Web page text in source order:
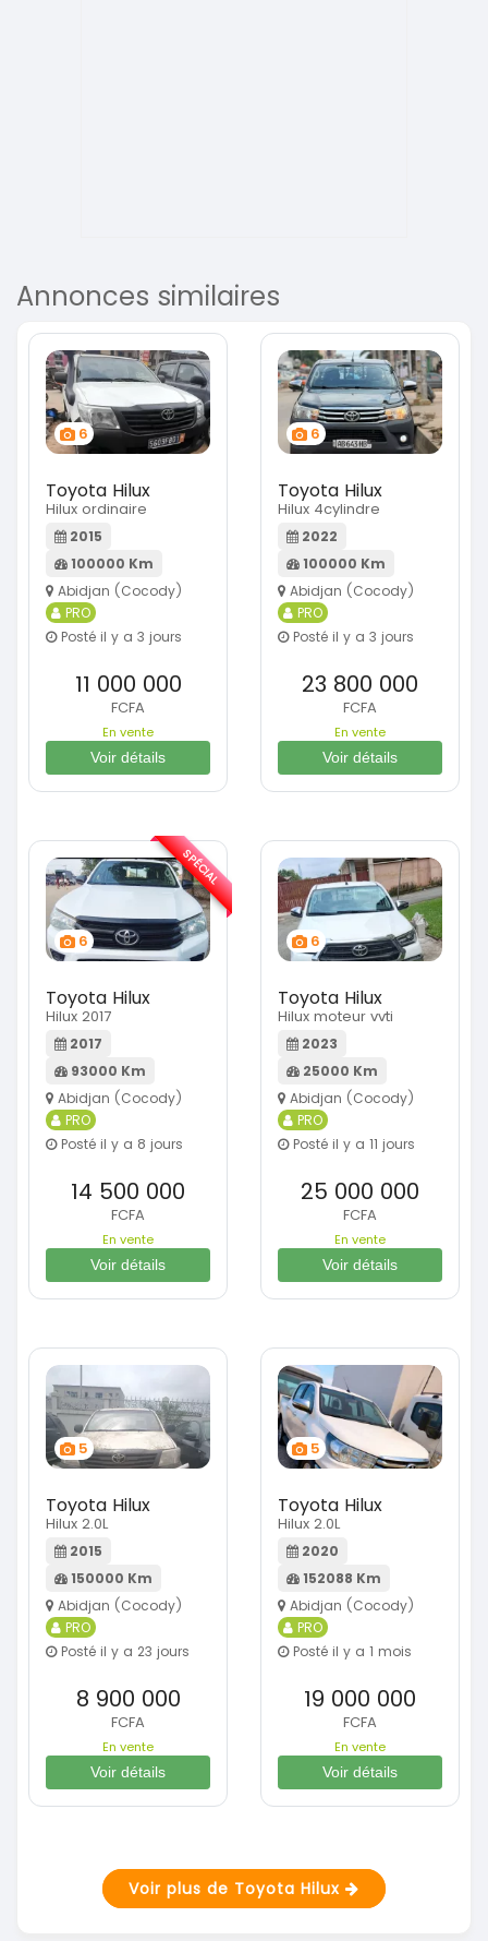
Annonces similaires
6
Toyota Hilux
Hilux ordinaire
2015
100000 Km
Abidjan (Cocody)
PRO
Posté il y a 3 jours
11 000 000
FCFA
En vente
Voir détails
6
Toyota Hilux
Hilux 4cylindre
2022
100000 Km
Abidjan (Cocody)
PRO
Posté il y a 3 jours
23 800 000
FCFA
En vente
Voir détails
6
Toyota Hilux
Hilux 2017
2017
93000 Km
Abidjan (Cocody)
PRO
Posté il y a 8 jours
14 500 000
FCFA
En vente
Voir détails
SPÉCIAL
6
Toyota Hilux
Hilux moteur vvti
2023
25000 Km
Abidjan (Cocody)
PRO
Posté il y a 11 jours
25 000 000
FCFA
En vente
Voir détails
5
Toyota Hilux
Hilux 2.0L
2015
150000 Km
Abidjan (Cocody)
PRO
Posté il y a 23 jours
8 900 000
FCFA
En vente
Voir détails
5
Toyota Hilux
Hilux 2.0L
2020
152088 Km
Abidjan (Cocody)
PRO
Posté il y a 1 mois
19 000 000
FCFA
En vente
Voir détails
Voir plus de Toyota Hilux